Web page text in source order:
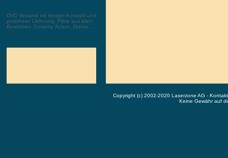
DVD Versand mit riesiger Auswahl und
portofreier Lieferung. Filme aus allen
Bereichen: Comedy, Action, Drama, ...
Copyright (c) 2002-2020 Laserzone AG -
Keine Gewähr auf